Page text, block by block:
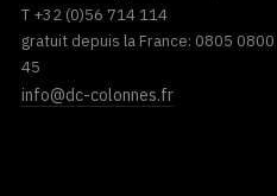
T +32 (0)56 714 114
gratuit depuis la France: 0805 0800
45
info@dc-colonnes.fr